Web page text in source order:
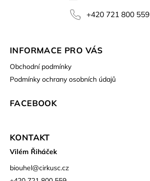
+420 721 800 559
INFORMACE PRO VÁS
Obchodní podmínky
Podmínky ochrany osobních údajů
FACEBOOK
KONTAKT
Vilém Řiháček
biouhel@cirkusc.cz